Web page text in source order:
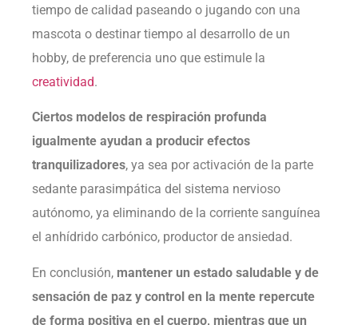
tiempo de calidad paseando o jugando con una
mascota o destinar tiempo al desarrollo de un
hobby, de preferencia uno que estimule la
creatividad.
Ciertos modelos de respiración profunda
igualmente ayudan a producir efectos
tranquilizadores, ya sea por activación de la parte
sedante parasimpática del sistema nervioso
autónomo, ya eliminando de la corriente sanguínea
el anhídrido carbónico, productor de ansiedad.
En conclusión, mantener un estado saludable y de
sensación de paz y control en la mente repercute
de forma positiva en el cuerpo, mientras que un